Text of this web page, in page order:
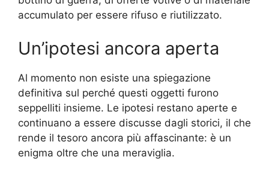
accumulato per essere rifuso e riutilizzato.
Un’ipotesi ancora aperta
Al momento non esiste una spiegazione
definitiva sul perché questi oggetti furono
seppelliti insieme. Le ipotesi restano aperte e
continuano a essere discusse dagli storici, il che
rende il tesoro ancora più affascinante: è un
enigma oltre che una meraviglia.